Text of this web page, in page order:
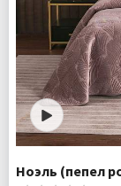
Ноэль (пепел